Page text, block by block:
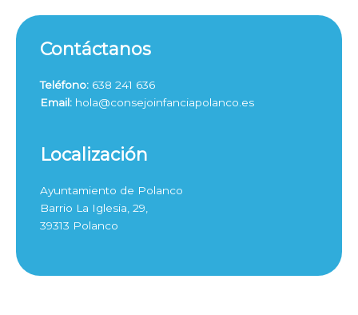
Contáctanos
Teléfono: 638 241 636
Email: hola@consejoinfanciapolanco.es
Localización
Ayuntamiento de Polanco
Barrio La Iglesia, 29,
39313 Polanco